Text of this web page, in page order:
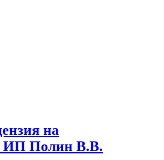
на
ИП Полин В.В.